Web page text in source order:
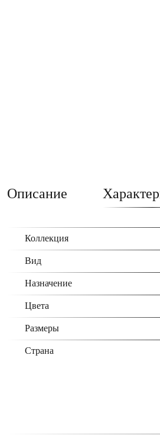
Описание
Коллекция
Вид
Назначение
Цвета
Размеры
Страна